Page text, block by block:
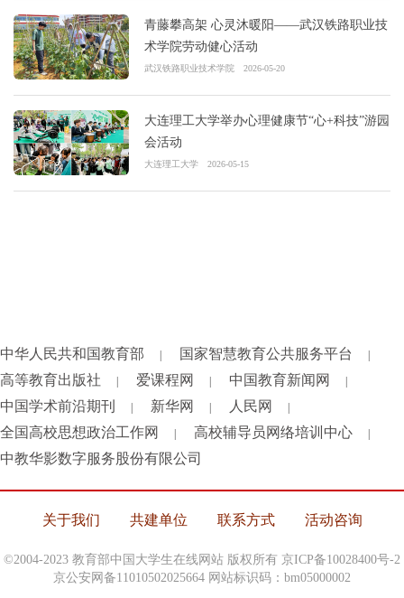
青藤攀高架 心灵沐暖阳——武汉铁路职业技
术学院劳动健心活动
武汉铁路职业技术学院 2026-05-20
大连理工大学举办心理健康节“心+科技”游园
会活动
大连理工大学 2026-05-15
中华人民共和国教育部 国家智慧教育公共服务平台
高等教育出版社 爱课程网 中国教育新闻网
中国学术前沿期刊 新华网 人民网
全国高校思想政治工作网 高校辅导员网络培训中心
中教华影数字服务股份有限公司
关于我们 共建单位 联系方式 活动咨询
©2004-2023 教育部中国大学生在线网站 版权所有 京ICP备10028400号-2
京公安网备11010502025664 网站标识码：bm05000002